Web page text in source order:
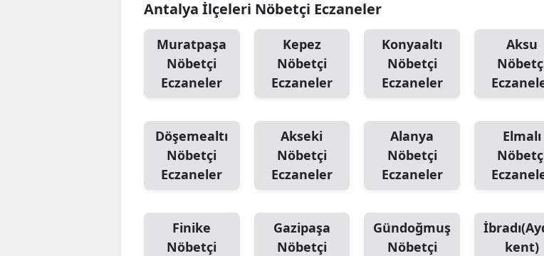
Antalya İlçeleri Nöbetçi Eczaneler
Muratpaşa
Nöbetçi
Eczaneler
Kepez
Nöbetçi
Eczaneler
Konyaaltı
Nöbetçi
Eczaneler
Aksu
Döşemealtı
Nöbetçi
Eczaneler
Akseki
Nöbetçi
Eczaneler
Alanya
Nöbetçi
Eczaneler
Elmalı
Finike
Nöbetçi
Gazipaşa
Nöbetçi
Gündoğmuş
Nöbetçi
kent)